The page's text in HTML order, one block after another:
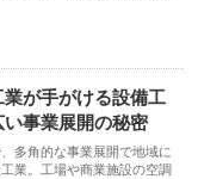
が手がける設備工
事業展開の秘密
多角的な事業展開で地域に
業。工場や商業施設の空調